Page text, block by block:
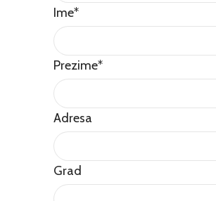
Ime*
Prezime*
Adresa
Grad